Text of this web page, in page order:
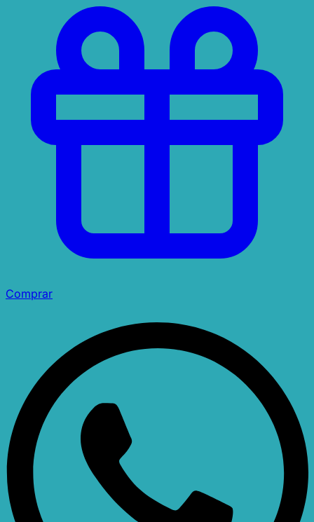
Comprar